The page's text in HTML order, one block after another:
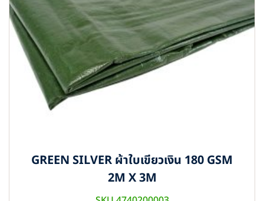
GREEN SILVER ผ้าใบเขียวเงิน 180 GSM
2M X 3M